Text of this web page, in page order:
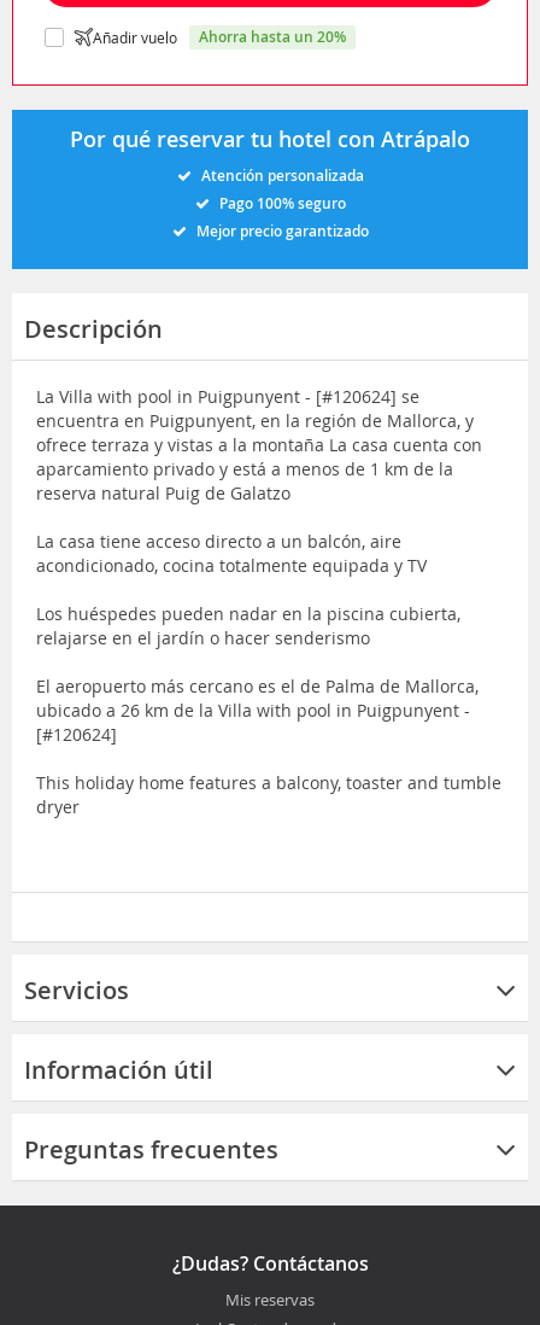
Añadir vuelo ahorra hasta un 20%
Por qué reservar tu hotel con Atrápalo
Atención personalizada
Pago 100% seguro
Mejor precio garantizado
Descripción
La Villa with pool in Puigpunyent - [#120624] se
encuentra en Puigpunyent, en la región de Mallorca, y
ofrece terraza y vistas a la montaña La casa cuenta con
aparcamiento privado y está a menos de 1 km de la
reserva natural Puig de Galatzo
La casa tiene acceso directo a un balcón, aire
acondicionado, cocina totalmente equipada y TV
Los huéspedes pueden nadar en la piscina cubierta,
relajarse en el jardín o hacer senderismo
El aeropuerto más cercano es el de Palma de Mallorca,
ubicado a 26 km de la Villa with pool in Puigpunyent -
[#120624]
This holiday home features a balcony, toaster and tumble
dryer
Servicios
Información útil
Preguntas frecuentes
¿Dudas? Contáctanos
Mis reservas